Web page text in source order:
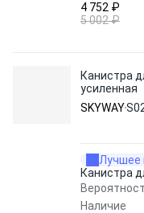
4 752 ₽
5 002 ₽
Канистра
усиленная
SKYWAY
Лучшее
Канистра
Наличие